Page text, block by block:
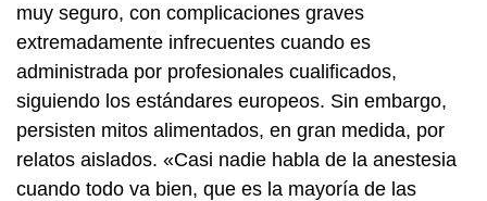
muy seguro, con complicaciones graves
extremadamente infrecuentes cuando es
administrada por profesionales cualificados,
siguiendo los estándares europeos. Sin embargo,
persisten mitos alimentados, en gran medida, por
relatos aislados. «Casi nadie habla de la anestesia
cuando todo va bien, que es la mayoría de las